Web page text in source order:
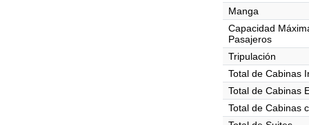
Manga
Capacidad
Pasajeros
Tripulación
Total de Cabinas
Total de Cabinas
Total de Cabinas